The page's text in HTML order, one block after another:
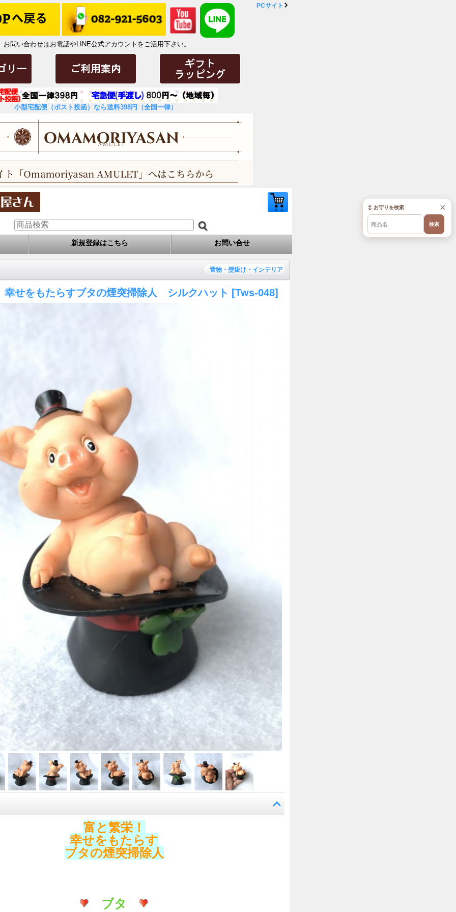
お問い合わせはお電話やLINE公式アカウントをご活用下さい。
小型宅配便（ポスト投函）なら送料398円（全国一律）
PCサイト
新規登録はこちら お問い合せ
置物・壁掛け・インテリア
せをもたらすブタの煙突掃除人 シルクハット [Tws-048]
富と繁栄！
幸せをもたらす
ブタの煙突掃除人
ブタ
×
↕ お守りを検索
検索